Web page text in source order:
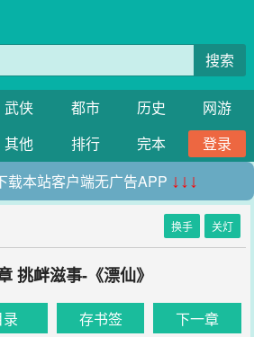
搜索
武侠 都市 历史
网游
其他 排行 完本
登录
载本站客户端无广告APP ↓↓↓
换手 关灯
挑衅滋事-《漂仙》
录 存书签 下一章